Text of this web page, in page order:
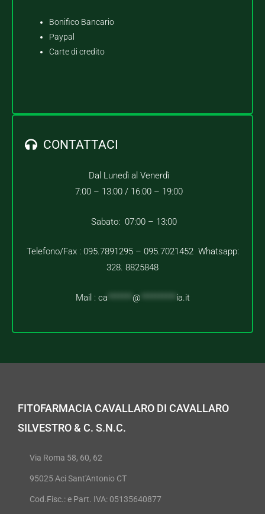
Bonifico Bancario
Paypal
Carte di credito
CONTATTACI
Dal Lunedì al Venerdì
7:00 – 13:00 / 16:00 – 19:00
Sabato: 07:00 – 13:00
Telefono/Fax : 095.7891295 – 095.7021452 Whatsapp:
328. 8825848
Mail : ca @ ia.it
FITOFARMACIA CAVALLARO DI CAVALLARO
SILVESTRO & C. S.N.C.
Via Roma 58, 60, 62
95025 Aci Sant'Antonio CT
Cod.Fisc.: e Part. IVA: 05135640877